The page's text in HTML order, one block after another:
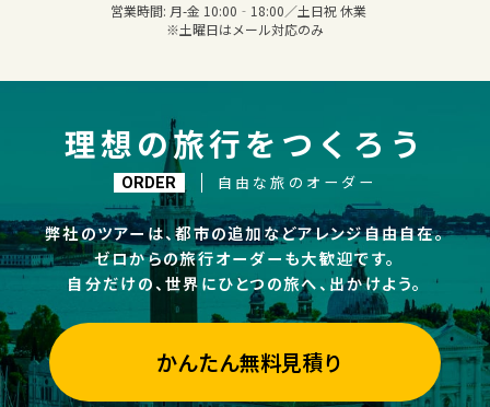
営業時間: 月-金 10:00‐18:00／土日祝 休業
※土曜日はメール対応のみ
理想の旅行をつくろう
ORDER 自由な旅のオーダー
弊社のツアーは、都市の追加などアレンジ自由自在。
ゼロからの旅行オーダーも大歓迎です。
自分だけの、世界にひとつの旅へ、出かけよう。
かんたん無料見積り